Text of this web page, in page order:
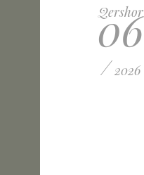
Qershor
06
/ 2026